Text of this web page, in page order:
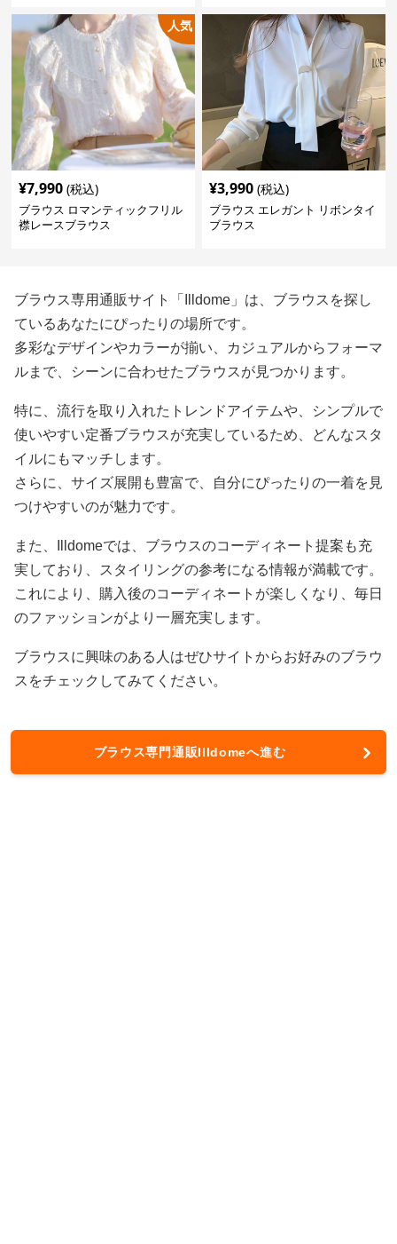
人気
¥7,990 (税込)
ブラウス ロマンティックフリル
襟レースブラウス
¥3,990 (税込)
ブラウス エレガント リボンタイ
ブラウス
ブラウス専用通販サイト「Illdome」は、ブラウスを探し
ているあなたにぴったりの場所です。
多彩なデザインやカラーが揃い、カジュアルからフォーマ
ルまで、シーンに合わせたブラウスが見つかります。
特に、流行を取り入れたトレンドアイテムや、シンプルで
使いやすい定番ブラウスが充実しているため、どんなスタ
イルにもマッチします。
さらに、サイズ展開も豊富で、自分にぴったりの一着を見
つけやすいのが魅力です。
また、Illdomeでは、ブラウスのコーディネート提案も充
実しており、スタイリングの参考になる情報が満載です。
これにより、購入後のコーディネートが楽しくなり、毎日
のファッションがより一層充実します。
ブラウスに興味のある人はぜひサイトからお好みのブラウ
スをチェックしてみてください。
ブラウス専門通販Illdomeへ進む